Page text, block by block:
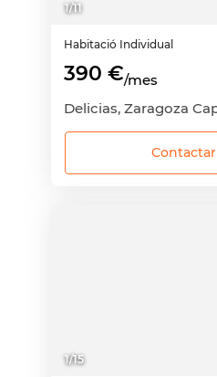
1/11
Habitació Individual
390 €/mes
Contactar
1/15